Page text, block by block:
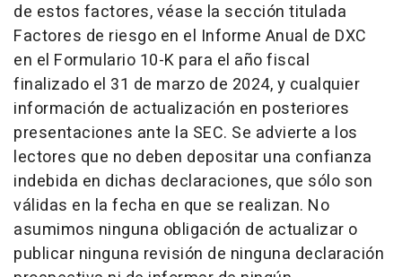
de estos factores, véase la sección titulada
Factores de riesgo en el Informe Anual de DXC
en el Formulario 10-K para el año fiscal
finalizado el 31 de marzo de 2024, y cualquier
información de actualización en posteriores
presentaciones ante la SEC. Se advierte a los
lectores que no deben depositar una confianza
indebida en dichas declaraciones, que sólo son
válidas en la fecha en que se realizan. No
asumimos ninguna obligación de actualizar o
publicar ninguna revisión de ninguna declaración